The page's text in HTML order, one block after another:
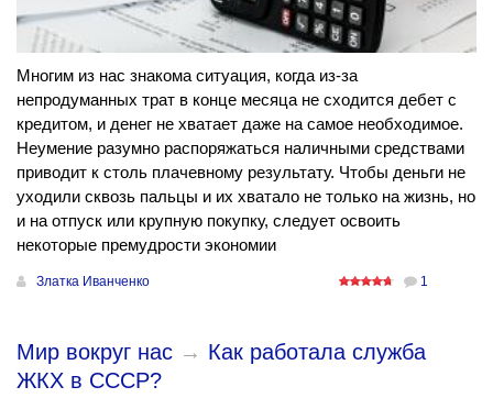
Многим из нас знакома ситуация, когда из-за
непродуманных трат в конце месяца не сходится дебет с
кредитом, и денег не хватает даже на самое необходимое.
Неумение разумно распоряжаться наличными средствами
приводит к столь плачевному результату. Чтобы деньги не
уходили сквозь пальцы и их хватало не только на жизнь, но
и на отпуск или крупную покупку, следует освоить
некоторые премудрости экономии
Златка Иванченко 1
Мир вокруг нас → Как работала служба
ЖКХ в СССР?